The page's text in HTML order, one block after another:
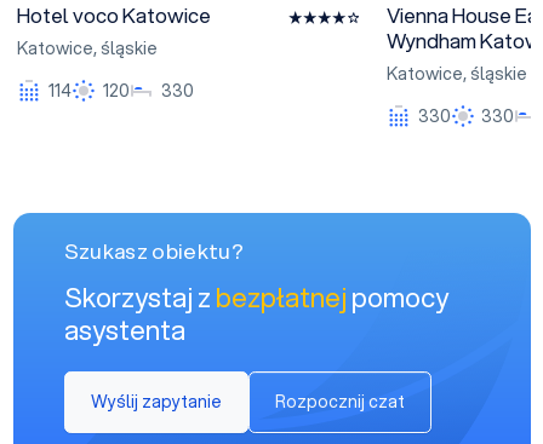
Hotel voco Katowice
Katowice, śląskie
114
120 330
Vienna House
Wyndham
Katowice, śląskie
330
330
Szukasz obiektu?
Skorzystaj zbezpłatnejpomocy
asystenta
Wyślij zapytanie Rozpocznij czat